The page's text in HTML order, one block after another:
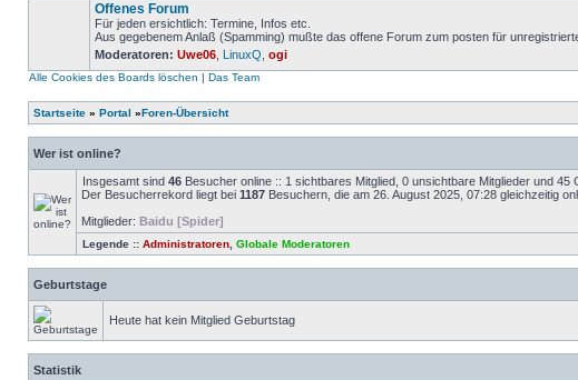
Keine
Beiträge
Offenes Forum
Für jeden ersichtlich: Termine, Infos etc.
Aus gegebenem Anlaß (Spamming) mußte das offene Forum zum posten für
Moderatoren: Uwe06 LinuxQ ogi
Alle Cookies des Boards löschen | Das Team
Startseite » Portal »Foren-Übersicht
Wer ist online?
Insgesamt sind 46 Besucher online :: 1 sichtbares Mitglied, 0 unsichtbare Mitglieder und
Der Besucherrekord liegt bei 1187 Besuchern, die am 26. August 2025, 07:28 gleichzeitig
Mitglieder: Baidu [Spider]
Legende :: Administratoren Globale Moderatoren
Geburtstage
Heute hat kein Mitglied Geburtstag
Statistik